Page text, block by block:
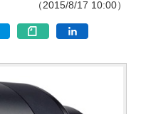
（2015/8/17 10:00）